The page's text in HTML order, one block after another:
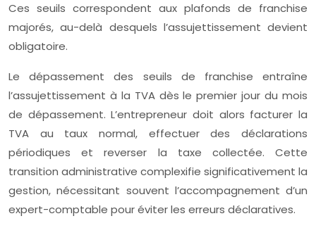
Ces seuils correspondent aux plafonds de franchise
majorés, au-delà desquels l’assujettissement devient
obligatoire.
Le dépassement des seuils de franchise entraîne
l’assujettissement à la TVA dès le premier jour du mois
de dépassement. L’entrepreneur doit alors facturer la
TVA au taux normal, effectuer des déclarations
périodiques et reverser la taxe collectée. Cette
transition administrative complexifie significativement la
gestion, nécessitant souvent l’accompagnement d’un
expert-comptable pour éviter les erreurs déclaratives.